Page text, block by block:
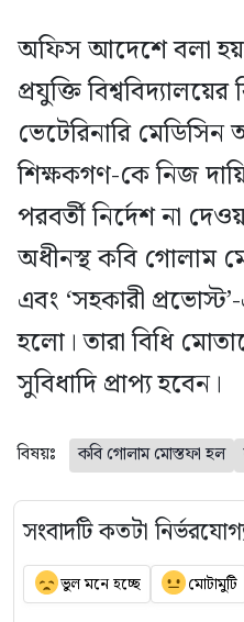
অফিস আদেশে বলা
প্রযুক্তি
ভেটেরিনারি
শিক্ষকগণ-কে নিজ
পরবর্তী নির্দেশ না
অধীনস্থ কবি গোলাম
এবং ‘সহকারী
হলো। তারা বিধি
সুবিধাদি প্রাপ্য হবেন।
বিষয়ঃ কবি গোলাম মোস্তফা হল
সংবাদটি কতটা
ভুল মনে হচ্ছে মোটামুটি